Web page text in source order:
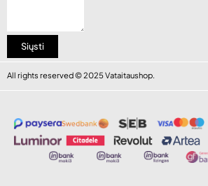
Siųsti
All rights reserved © 2025 Vataitaushop.